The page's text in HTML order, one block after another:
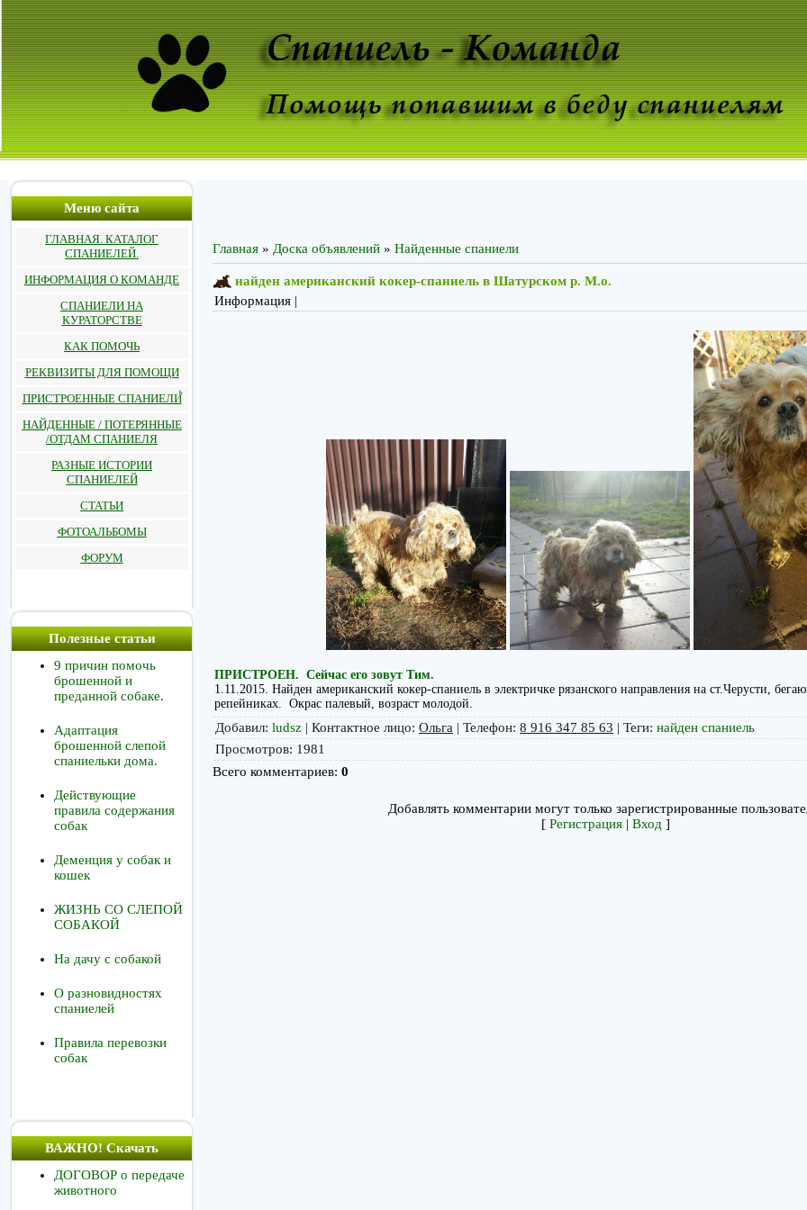
Меню сайта
ГЛАВНАЯ. КАТАЛОГ
СПАНИЕЛЕЙ.
ИНФОРМАЦИЯ О КОМАНДЕ
СПАНИЕЛИ НА
КУРАТОРСТВЕ
КАК ПОМОЧЬ
РЕКВИЗИТЫ ДЛЯ ПОМОЩИ
ПРИСТРОЕННЫЕ СПАНИЕЛИ
НАЙДЕННЫЕ / ПОТЕРЯННЫЕ
/ОТДАМ СПАНИЕЛЯ
РАЗНЫЕ ИСТОРИИ
СПАНИЕЛЕЙ
СТАТЬИ
ФОТОАЛЬБОМЫ
ФОРУМ
Полезные статьи
9 причин помочь
брошенной и
преданной собаке.
Адаптация
брошенной слепой
спаниельки дома.
Действующие
правила содержания
собак
Деменция у собак и
кошек
ЖИЗНЬ СО СЛЕПОЙ
СОБАКОЙ
На дачу с собакой
О разновидностях
спаниелей
Правила перевозки
собак
ВАЖНО! Скачать
ДОГОВОР о передаче
животного
Главная » Доска объявлений » Найденные спаниели
найден американский кокер-спаниель в Шатурском р. М.о.
Информация |
ПРИСТРОЕН. Сейчас его зовут Тим.
1.11.2015. Найден американский кокер-спаниель в электричке рязанского направления на ст.Черусти,
репейниках. Окрас палевый, возраст молодой.
Добавил: ludsz | Контактное лицо: Ольга | Телефон: 8 916 347 85 63 | Теги: найден спаниель
Просмотров: 1981
Всего комментариев: 0
Добавлять комментарии могут только зарегистрированные
[ Регистрация| Вход ]